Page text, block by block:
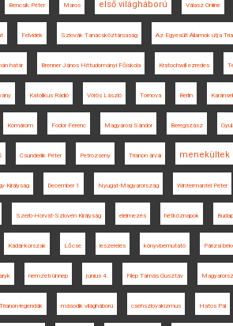
Bencsik Péter Maros első világháború Válasz Online
Felvidék Szlovák Tanácsköztársaság Az Egyesült Államok útja
határ Brenner János Hittudományi Főiskola Kratochwill ezredes
Katolikus Rádió Vörös László Tornova Berlin
Komárom Fodor Ferenc Magyarosi Sándor Beregszász
Csunderlik Péter Petrozsény Trianon árvái menekültek
Királyság December 1 Nyugat-Magyarország Wintermantel Péter
Szerb-Horvát-Szlovén Királyság élelmezés hétköznapok
Kádár-korszak Lőcse leszerelés könyvbemutató Párizsi
nemzeti ünnep június 4. Filep Tamás Gusztáv
Trianon-legendák második világháború csehszlovakizmus Hatos Pál